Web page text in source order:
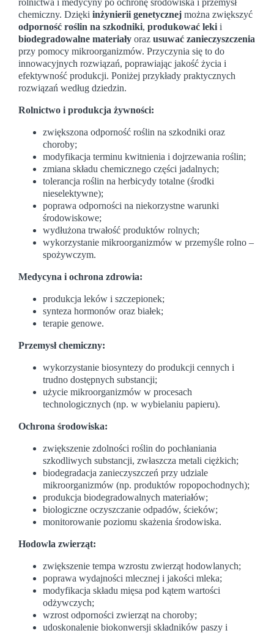
chemiczny. Dzięki inżynierii genetycznejmożna zwiększyć
odporność roślin na szkodniki, produkować lekii
biodegradowalne materiałyoraz usuwać zanieczyszczenia
przy pomocy mikroorganizmów. Przyczynia się to do
innowacyjnych rozwiązań, poprawiając jakość życia i
efektywność produkcji. Poniżej przykłady praktycznych
rozwiązań według dziedzin.
Rolnictwo i produkcja żywności:
zwiększona odporność roślin na szkodniki oraz
choroby;
modyfikacja terminu kwitnienia i dojrzewania roślin;
zmiana składu chemicznego części jadalnych;
tolerancja roślin na herbicydy totalne (środki
nieselektywne);
poprawa odporności na niekorzystne warunki
środowiskowe;
wydłużona trwałość produktów rolnych;
wykorzystanie mikroorganizmów w przemyśle rolno –
spożywczym.
Medycyna i ochrona zdrowia:
produkcja leków i szczepionek;
synteza hormonów oraz białek;
terapie genowe.
Przemysł chemiczny:
wykorzystanie biosyntezy do produkcji cennych i
trudno dostępnych substancji;
użycie mikroorganizmów w procesach
technologicznych (np. w wybielaniu papieru).
Ochrona środowiska:
zwiększenie zdolności roślin do pochłaniania
szkodliwych substancji, zwłaszcza metali ciężkich;
biodegradacja zanieczyszczeń przy udziale
mikroorganizmów (np. produktów ropopochodnych);
produkcja biodegradowalnych materiałów;
biologiczne oczyszczanie odpadów, ścieków;
monitorowanie poziomu skażenia środowiska.
Hodowla zwierząt:
zwiększenie tempa wzrostu zwierząt hodowlanych;
poprawa wydajności mlecznej i jakości mleka;
modyfikacja składu mięsa pod kątem wartości
odżywczych;
wzrost odporności zwierząt na choroby;
udoskonalenie biokonwersji składników paszy i